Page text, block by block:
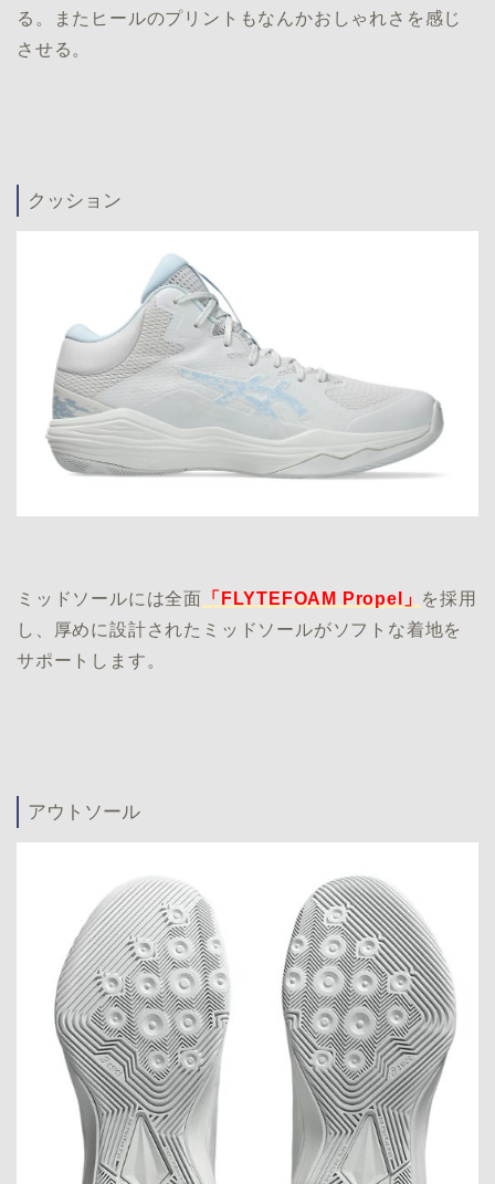
る。またヒールのプリントもなんかおしゃれさを感じ
させる。
クッション
ミッドソールには全面 「FLYTEFOAM Propel」 を採用
し、厚めに設計されたミッドソールがソフトな着地を
サポートします。
アウトソール